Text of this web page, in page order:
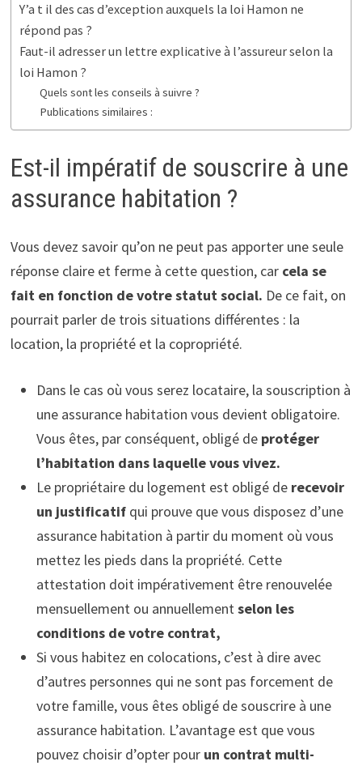
Y’a t il des cas d’exception auxquels la loi Hamon ne
répond pas ?
Faut-il adresser un lettre explicative à l’assureur selon la
loi Hamon ?
Quels sont les conseils à suivre ?
Publications similaires :
Est-il impératif de souscrire à une
assurance habitation ?
Vous devez savoir qu’on ne peut pas apporter une seule
réponse claire et ferme à cette question, car cela se
fait en fonction de votre statut social. De ce fait, on
pourrait parler de trois situations différentes : la
location, la propriété et la copropriété.
Dans le cas où vous serez locataire, la souscription à
une assurance habitation vous devient obligatoire.
Vous êtes, par conséquent, obligé deprotéger
l’habitation dans laquelle vous vivez.
Le propriétaire du logement est obligé de recevoir
un justificatif qui prouve que vous disposez d’une
assurance habitation à partir du moment où vous
mettez les pieds dans la propriété. Cette
attestation doit impérativement être renouvelée
mensuellement ou annuellementselon les
conditions de votre contrat,
Si vous habitez en colocations, c’est à dire avec
d’autres personnes qui ne sont pas forcement de
votre famille, vous êtes obligé de souscrire à une
assurance habitation. L’avantage est que vous
pouvez choisir d’opter pour un contrat multi-